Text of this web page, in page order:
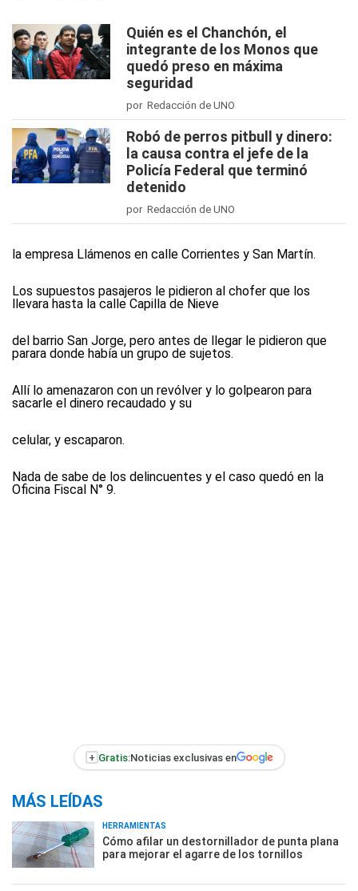
Quién es el Chanchón, el
integrante de los Monos que
quedó preso en máxima
seguridad
por Redacción de UNO
Robó de perros pitbull y dinero:
la causa contra el jefe de la
Policía Federal que terminó
detenido
por Redacción de UNO
la empresa Llámenos en calle Corrientes y San Martín.
Los supuestos pasajeros le pidieron al chofer que los
llevara hasta la calle Capilla de Nieve
del barrio San Jorge, pero antes de llegar le pidieron que
parara donde había un grupo de sujetos.
Allí lo amenazaron con un revólver y lo golpearon para
sacarle el dinero recaudado y su
celular, y escaparon.
Nada de sabe de los delincuentes y el caso quedó en la
Oficina Fiscal N° 9.
+ Gratis:Noticias exclusivas en
MÁS LEÍDAS
HERRAMIENTAS
Cómo afilar un destornillador de punta plana
para mejorar el agarre de los tornillos